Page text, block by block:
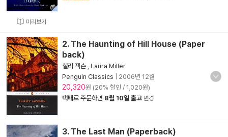
미리보기
2. The Haunting of Hill House (Paper
back)
셜리 잭슨 Laura Miller
Penguin Classics
2006년 12월
20,320원 (20% 할인 / 1,020원)
택배로 주문하면 8월 10일 출고 변경
3. The Last Man (Paperback)